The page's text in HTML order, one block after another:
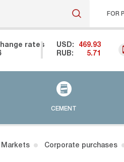
FOR
rates
USD:
469.93
RUB:
5.71
CEMENT
Markets Corporate purchases